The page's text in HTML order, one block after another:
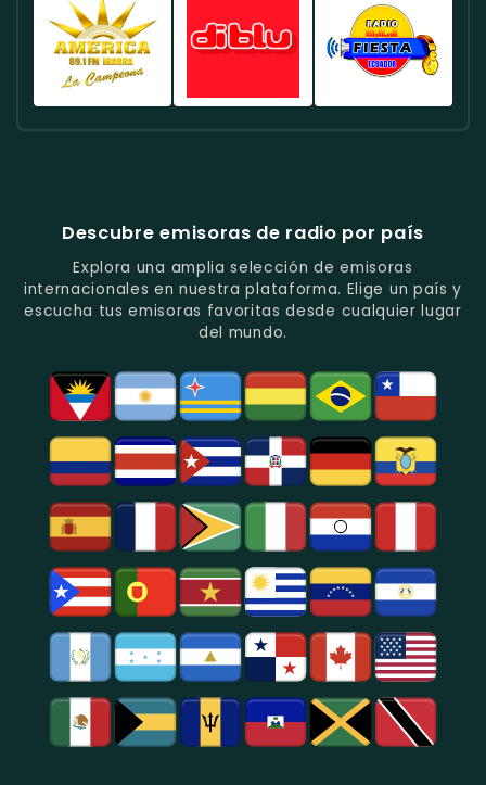
Y
Fútbol
Quito.
Actuales
En
Música
Quito.
Canela
Ecuador
Música
Tropical
Ecuador
-
Quito
Ecuador
-
Emisora
Música
Del
Recuerdo
En
Quito.
Estación
De
Los
Deportes
En
Guayaquil.
Populares
Y
Folclore
En
Azogues.
Descubre emisoras de radio por país
Explora una amplia selección de emisoras
internacionales en nuestra plataforma. Elige un país y
escucha tus emisoras favoritas desde cualquier lugar
del mundo.